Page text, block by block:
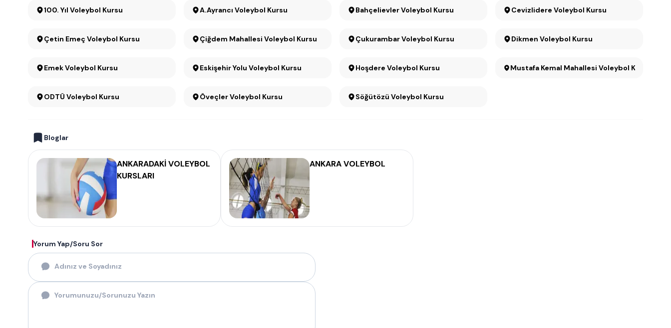
100. Yıl Voleybol Kursu A.Ayrancı Voleybol Kursu Bahçelievler Voleybol Kursu Cevizlidere Voleybol Kursu
Çetin Emeç Voleybol Kursu Çiğdem Mahallesi Voleybol Kursu Çukurambar Voleybol Kursu Dikmen Voleybol Kursu
Emek Voleybol Kursu Eskişehir Yolu Voleybol Kursu Hoşdere Voleybol Kursu Mustafa Kemal Mahallesi Voleybol Kursu
ODTÜ Voleybol Kursu Öveçler Voleybol Kursu Söğütözü Voleybol Kursu
Bloglar
ANKARADAKİ VOLEYBOL
KURSLARI
ANKARA VOLEYBOL
Yorum Yap/Soru Sor